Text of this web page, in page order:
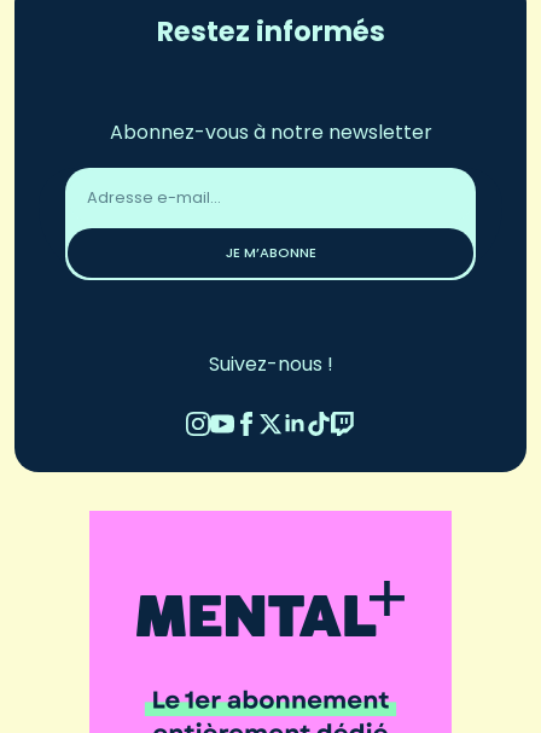
Restez informés
Abonnez-vous à notre newsletter
Adresse
email
JE M’ABONNE
Suivez-nous !